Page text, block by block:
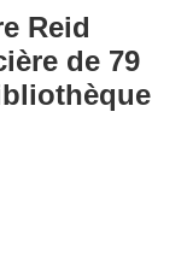
Reid
de 79